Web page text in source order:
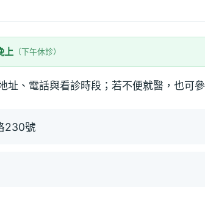
上 （下午休診）
址、電話與看診時段；若不便就醫，也可
230號